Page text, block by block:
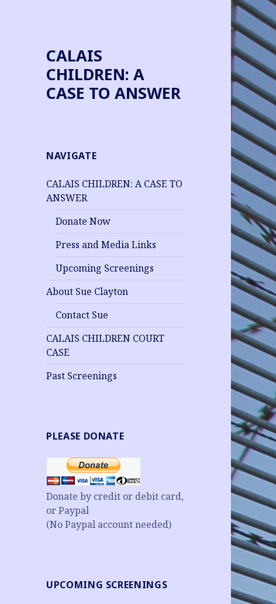
CALAIS
CHILDREN: A
CASE TO ANSWER
NAVIGATE
CALAIS CHILDREN: A CASE TO
ANSWER
Donate Now
Press and Media Links
Upcoming Screenings
About Sue Clayton
Contact Sue
CALAIS CHILDREN COURT
CASE
Past Screenings
PLEASE DONATE
Donate by credit or debit card,
or Paypal
(No Paypal account needed)
UPCOMING SCREENINGS